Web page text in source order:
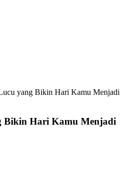
yang Bikin Hari Kamu Menjadi
Bikin Hari Kamu Menjadi